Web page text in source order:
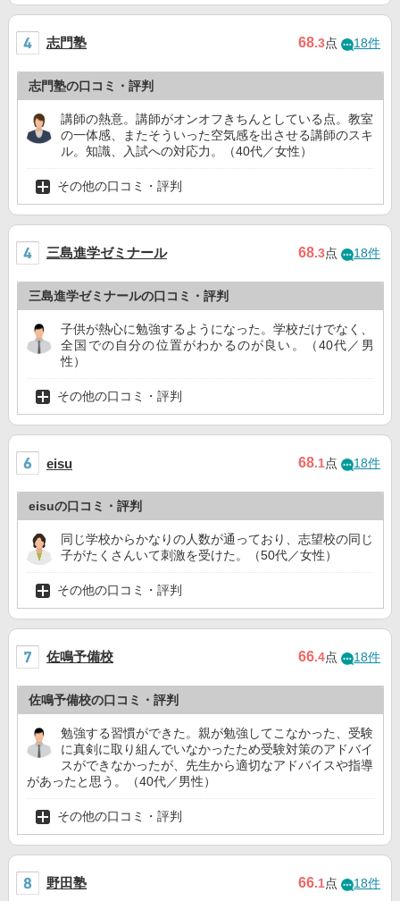
志門塾 68.3点 18件
志門塾の口コミ・評判
講師の熱意。講師がオンオフきちんとしている点。教室
の一体感、またそういった空気感を出させる講師のスキ
ル。知識、入試への対応力。（40代／女性）
その他の口コミ・評判
三島進学ゼミナール 68.3点 18件
三島進学ゼミナールの口コミ・評判
子供が熱心に勉強するようになった。学校だけでなく、
全国での自分の位置がわかるのが良い。（40代／男
性）
その他の口コミ・評判
eisu 68.1点 18件
eisuの口コミ・評判
同じ学校からかなりの人数が通っており、志望校の同じ
子がたくさんいて刺激を受けた。（50代／女性）
その他の口コミ・評判
佐鳴予備校 66.4点 18件
佐鳴予備校の口コミ・評判
勉強する習慣ができた。親が勉強してこなかった、受験
に真剣に取り組んでいなかったため受験対策のアドバイ
スができなかったが、先生から適切なアドバイスや指導
があったと思う。（40代／男性）
その他の口コミ・評判
野田塾 66.1点 18件